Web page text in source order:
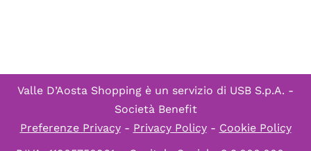
Valle D’Aosta Shopping è un servizio di USB S.p.A. -
Società Benefit
Preferenze Privacy- Privacy Policy- Cookie Policy